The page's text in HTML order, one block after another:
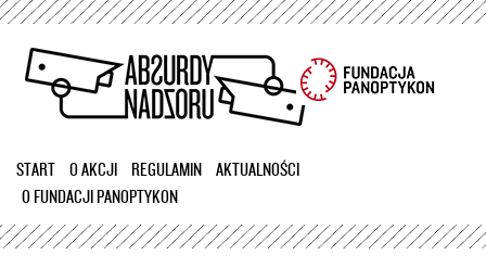
Przejdź
treści
START O AKCJI REGULAMIN
AKTUALNOŚCI
O FUNDACJI PANOPTYKON